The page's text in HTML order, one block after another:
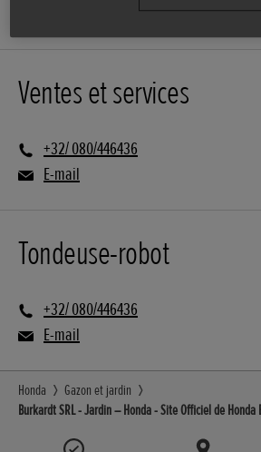
Ventes et services
+32/ 080/446436
E-mail
Tondeuse-robot
+32/ 080/446436
E-mail
Honda
Gazon et jardin
Burkardt SRL - Jardin – Honda - Site Officiel de Honda